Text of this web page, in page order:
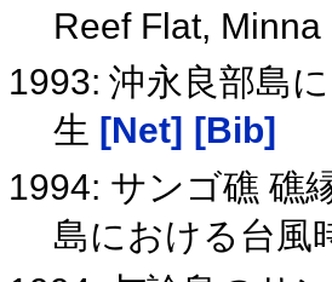
Reef Flat,
1993: 沖永良部島
生 [Net] [Bib]
1994: サンゴ礁 礁
島における台風